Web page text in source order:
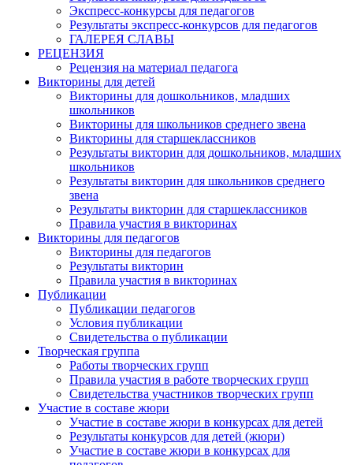
Экспресс-конкурсы для педагогов
Результаты экспресс-конкурсов для педагогов
ГАЛЕРЕЯ СЛАВЫ
РЕЦЕНЗИЯ
Рецензия на материал педагога
Викторины для детей
Викторины для дошкольников, младших
школьников
Викторины для школьников среднего звена
Викторины для старшеклассников
Результаты викторин для дошкольников, младших
школьников
Результаты викторин для школьников среднего
звена
Результаты викторин для старшеклассников
Правила участия в викторинах
Викторины для педагогов
Викторины для педагогов
Результаты викторин
Правила участия в викторинах
Публикации
Публикации педагогов
Условия публикации
Свидетельства о публикации
Творческая группа
Работы творческих групп
Правила участия в работе творческих групп
Свидетельства участников творческих групп
Участие в составе жюри
Участие в составе жюри в конкурсах для детей
Результаты конкурсов для детей (жюри)
Участие в составе жюри в конкурсах для